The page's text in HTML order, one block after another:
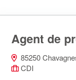
Agent de
85250
CDI